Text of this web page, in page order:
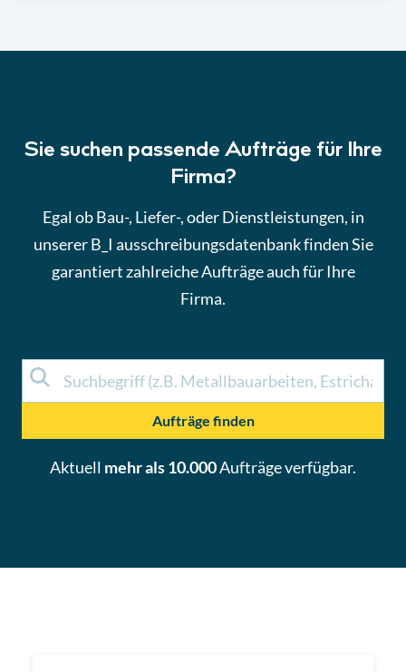
Sie suchen passende Aufträge für Ihre
Firma?
Egal ob Bau-, Liefer-, oder Dienstleistungen, in
unserer B_I ausschreibungsdatenbank finden Sie
garantiert zahlreicheAufträgeauch für Ihre
Firma.
Aufträge finden
Aktuell mehr als 10.000Aufträgeverfügbar.